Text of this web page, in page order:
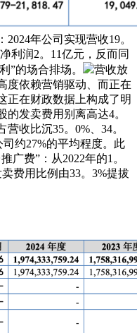
年公司实现营收19。
利润2。11亿元，反而同
”的场合排场。
营收放
度依赖营销驱动、而正在
正在财政数据上构成了明
的发卖费用别离高达4。
收比沉35。0%、34。
约27%的平均程度。此
广费”：从2022年的1。
费用比例由33。3%提拔